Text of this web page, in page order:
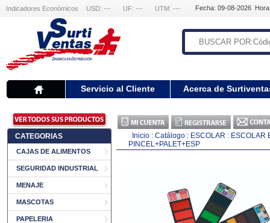
Indicadores Económicos USD: --- UF: --- UTM: --- Fecha: 09-08-2026
Servicio al Cliente Acerca de
CATEGORIAS
CAJAS DE ALIMENTOS
SEGURIDAD INDUSTRIAL
MENAJE
MASCOTAS
PAPELERIA
Inicio : Catálogo : ESCOLAR : ESCOLAR
PINCEL+PALET+ESP